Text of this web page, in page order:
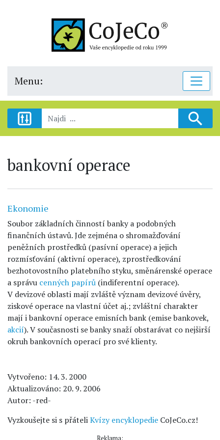
Menu:
bankovní operace
Ekonomie
Soubor základních činností banky a podobných
finančních ústavů. Jde zejména o shromažďování
peněžních prostředků (pasívní operace) a jejich
rozmísťování (aktivní operace), zprostředkování
bezhotovostního platebního styku, směnárenské operace
a správu cenných papírů (indiferentní operace).
V devizové oblasti mají zvláště význam devizové úvěry,
ziskové operace na vlastní účet aj.; zvláštní charakter
mají i bankovní operace emisních bank (emise bankovek,
akcií). V současnosti se banky snaží obstarávat co nejširší
okruh bankovních operací pro své klienty.
Vytvořeno: 14. 3. 2000
Aktualizováno: 20. 9. 2006
Autor: -red-
Vyzkoušejte si s přáteliKvízy encyklopedie CoJeCo.cz!
Reklama: